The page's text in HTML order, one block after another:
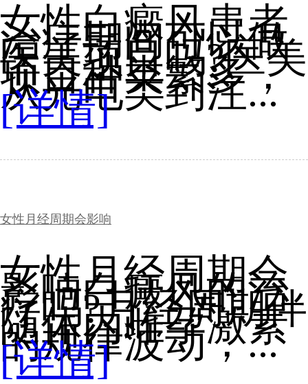
女性白癜风患者
治疗期间可以做
医美项目吗?医美
项目种类繁多，
从光电类到注...
[详情]
女性月经周期会影响
女性月经周期会
影响白癜风的治
疗吗?月经周期伴
随体内雌孕激素
的规律波动，...
[详情]